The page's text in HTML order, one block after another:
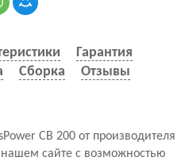
Гарантия
Сборка Отзывы
CB 200 от производителя
сайте с возможностью